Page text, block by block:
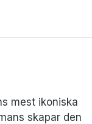
mest ikoniska
skapar den